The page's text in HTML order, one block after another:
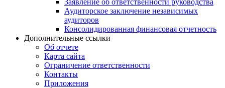
Заявление об ответственности руководства
Аудиторское заключение независимых
аудиторов
Консолидированная финансовая отчетность
Дополнительные ссылки
Об отчете
Карта сайта
Ограничение ответственности
Контакты
Приложения